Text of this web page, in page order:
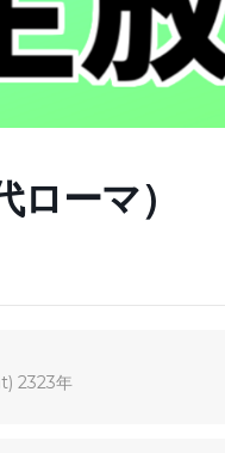
ーマ）
2323年